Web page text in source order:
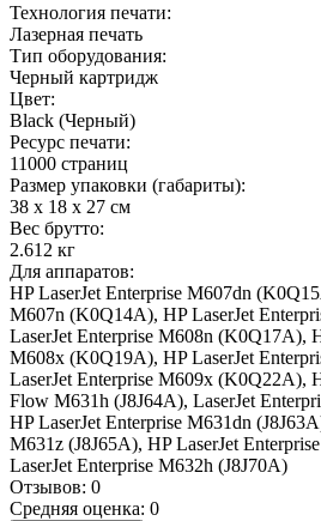
Технология печати:
Лазерная печать
Тип оборудования:
Черный картридж
Цвет:
Black (Черный)
Ресурс печати:
11000 страниц
Размер упаковки (габариты):
38 x 18 x 27 см
Вес брутто:
2.612 кг
Для аппаратов:
HP LaserJet Enterprise M607dn
M607n (K0Q14A), HP LaserJet
LaserJet Enterprise M608n (K0Q17A),
M608x (K0Q19A), HP LaserJet
LaserJet Enterprise M609x (K0Q22A),
Flow M631h (J8J64A), LaserJet
HP LaserJet Enterprise M631dn
M631z (J8J65A), HP LaserJet
LaserJet Enterprise M632h (J8J70A)
Отзывов: 0
Средняя оценка: 0